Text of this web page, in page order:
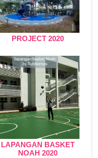
PROJECT 2020
LAPANGAN BASKET
NOAH 2020